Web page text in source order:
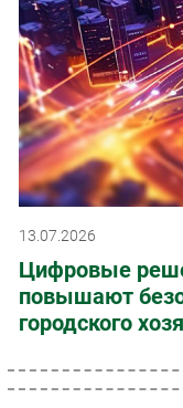
13.07.2026
Цифровые
повышают
городского